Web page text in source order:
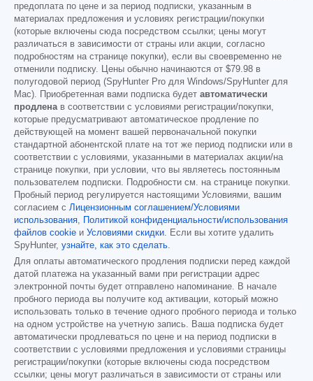
предоплата по цене и за период подписки, указанным в
материалах предложения и условиях регистрации/покупки
(которые включены сюда посредством ссылки; цены могут
различаться в зависимости от страны или акции, согласно
подробностям на странице покупки), если вы своевременно не
отменили подписку. Цены обычно начинаются от $79.98 в
полугодовой период (SpyHunter Pro для Windows/SpyHunter для
Mac). Приобретенная вами подписка будет автоматически
продленав соответствии с условиями регистрации/покупки,
которые предусматривают автоматическое продление по
действующей на момент вашей первоначальной покупки
стандартной абонентской плате на тот же период подписки или в
соответствии с условиями, указанными в материалах акции/на
странице покупки, при условии, что вы являетесь постоянным
пользователем подписки. Подробности см. на странице покупки.
Пробный период регулируется настоящими Условиями, вашим
согласием с Лицензионным соглашением/Условиями
использования,
Политикой конфиденциальности/использования
файлов cookie и Условиями скидки. Если вы хотите удалить
SpyHunter, узнайте, как это сделать.
Для оплаты автоматического продления подписки перед каждой
датой платежа на указанный вами при регистрации адрес
электронной почты будет отправлено напоминание. В начале
пробного периода вы получите код активации, который можно
использовать только в течение одного пробного периода и только
на одном устройстве на учетную запись. Ваша подписка будет
автоматически продлеваться по цене и на период подписки в
соответствии с условиями предложения и условиями страницы
регистрации/покупки (которые включены сюда посредством
ссылки; цены могут различаться в зависимости от страны или